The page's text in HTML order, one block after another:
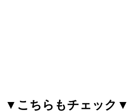
▼こちらもチェック▼